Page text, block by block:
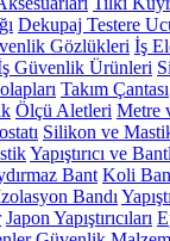
Dekupaj Testere
Gözlükleri İş
Güvenlik Ürünleri
Takım Çantası
Ölçü Aletleri Metre
Silikon ve
Yapıştırıcı ve
Bant Koli
Bandı
Japon Yapıştırıcıları